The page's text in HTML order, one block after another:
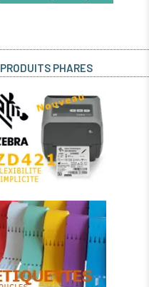
PRODUITS PHARES